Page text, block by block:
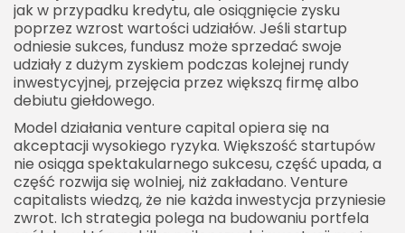
jak w przypadku kredytu, ale osiągnięcie zysku
poprzez wzrost wartości udziałów. Jeśli startup
odniesie sukces, fundusz może sprzedać swoje
udziały z dużym zyskiem podczas kolejnej rundy
inwestycyjnej, przejęcia przez większą firmę albo
debiutu giełdowego.
Model działania venture capital opiera się na
akceptacji wysokiego ryzyka. Większość startupów
nie osiąga spektakularnego sukcesu, część upada, a
część rozwija się wolniej, niż zakładano. Venture
capitalists wiedzą, że nie każda inwestycja przyniesie
zwrot. Ich strategia polega na budowaniu portfela
Czy każdy startup powinien szukać venture
capitalists?
Alternatywy dla venture capital
Venture capitalists w ekosystemie startupowym
Rola lokalnych funduszy VC
Jak przygotować startup do rozmów z venture
capitalists?
Narracja inwestycyjna
Metryki i model finansowy